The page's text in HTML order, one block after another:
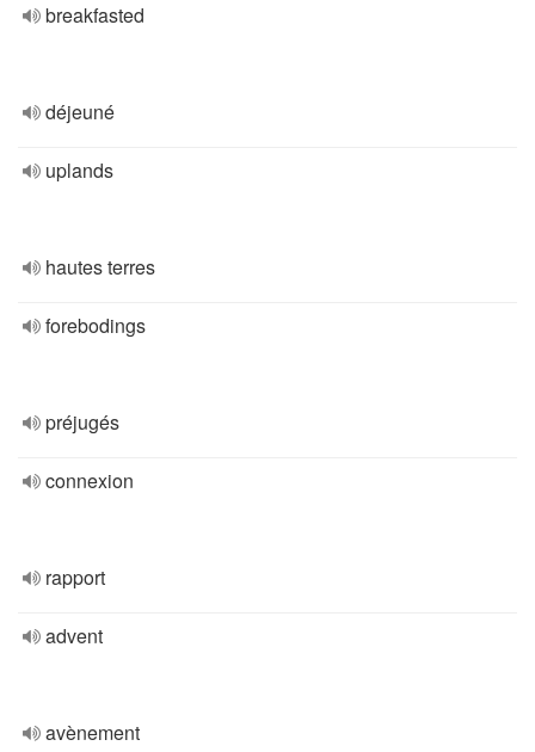
breakfasted
déjeuné
uplands
hautes terres
forebodings
préjugés
connexion
rapport
advent
avènement